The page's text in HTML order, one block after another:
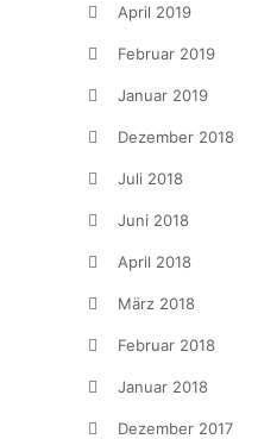
April 2019
Februar 2019
Januar 2019
Dezember 2018
Juli 2018
Juni 2018
April 2018
März 2018
Februar 2018
Januar 2018
Dezember 2017